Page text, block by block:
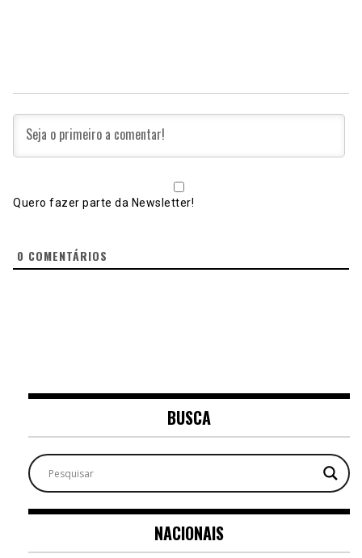
Quero fazer parte da Newsletter!
0 COMENTÁRIOS
BUSCA
NACIONAIS